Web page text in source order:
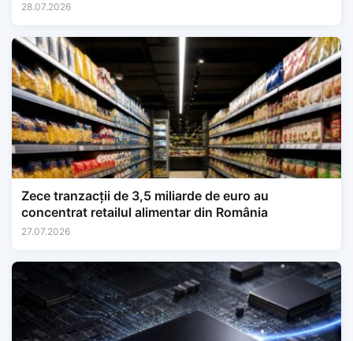
28.07.2026
Zece tranzacții de 3,5 miliarde de euro au
concentrat retailul alimentar din România
27.07.2026